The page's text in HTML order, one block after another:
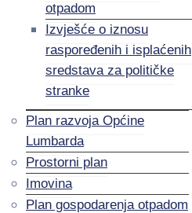
otpadom
Izvješće o iznosu
raspoređenih i isplaćenih
sredstava za političke
stranke
Plan razvoja Općine
Lumbarda
Prostorni plan
Imovina
Plan gospodarenja otpadom